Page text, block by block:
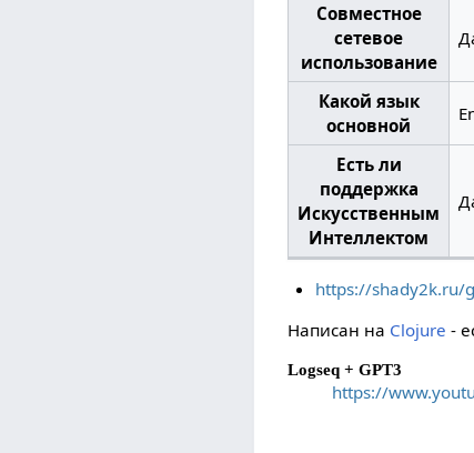
Совместное
сетевое
использование
Какой язык
основной
Есть ли
поддержка
Искусственным
Интеллектом
https://shady2k.ru/
Написан на Clojure -
Logseq + GPT3
https://